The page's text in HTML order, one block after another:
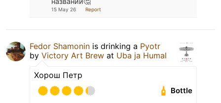
15 May 26 Report
Fedor Shamonin is drinking a Pyotr
by Victory Art Brew at Uba ja Humal
Хорош Петр
Bottle